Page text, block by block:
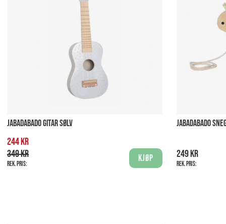
JABADABADO GITAR SØLV
244 kr
349 kr
Rek. pris:
Kjøp
JABADABADO
249 kr
Rek. pris: